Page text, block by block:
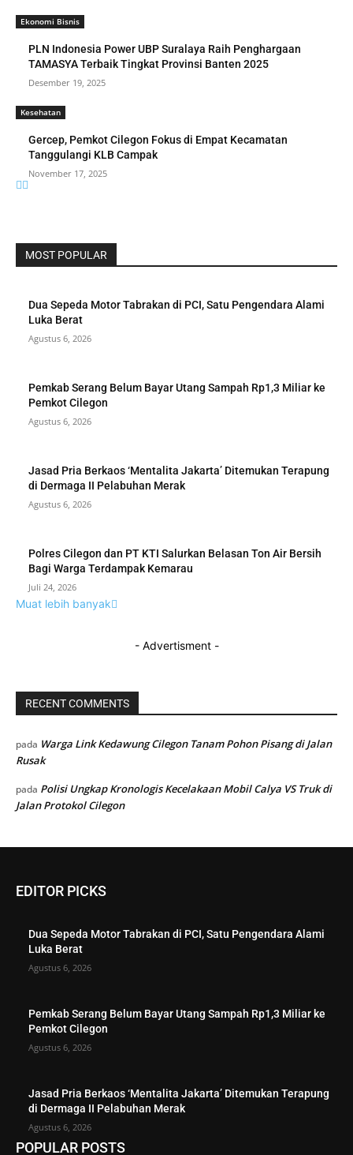
Ekonomi Bisnis
PLN Indonesia Power UBP Suralaya Raih Penghargaan
TAMASYA Terbaik Tingkat Provinsi Banten 2025
Desember 19, 2025
Kesehatan
Gercep, Pemkot Cilegon Fokus di Empat Kecamatan
Tanggulangi KLB Campak
November 17, 2025
MOST POPULAR
Dua Sepeda Motor Tabrakan di PCI, Satu Pengendara Alami
Luka Berat
Agustus 6, 2026
Pemkab Serang Belum Bayar Utang Sampah Rp1,3 Miliar ke
Pemkot Cilegon
Agustus 6, 2026
Jasad Pria Berkaos ‘Mentalita Jakarta’ Ditemukan Terapung
di Dermaga II Pelabuhan Merak
Agustus 6, 2026
Polres Cilegon dan PT KTI Salurkan Belasan Ton Air Bersih
Bagi Warga Terdampak Kemarau
Juli 24, 2026
Muat lebih banyak
- Advertisment -
RECENT COMMENTS
pada Warga Link Kedawung Cilegon Tanam Pohon Pisang di Jalan
Rusak
pada Polisi Ungkap Kronologis Kecelakaan Mobil Calya VS Truk di
Jalan Protokol Cilegon
EDITOR PICKS
Dua Sepeda Motor Tabrakan di PCI, Satu Pengendara Alami
Luka Berat
Agustus 6, 2026
Pemkab Serang Belum Bayar Utang Sampah Rp1,3 Miliar ke
Pemkot Cilegon
Agustus 6, 2026
Jasad Pria Berkaos ‘Mentalita Jakarta’ Ditemukan Terapung
di Dermaga II Pelabuhan Merak
Agustus 6, 2026
POPULAR POSTS